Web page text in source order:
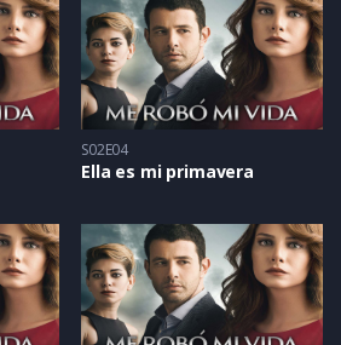
S02E04
Ella es mi primavera